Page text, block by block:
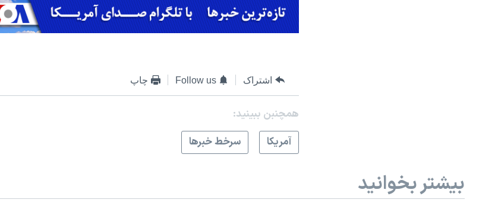
اشتراک Follow us چاپ
همچنبن ببینید:
آمريکا
سرخط خبرها
بیشتر بخوانید